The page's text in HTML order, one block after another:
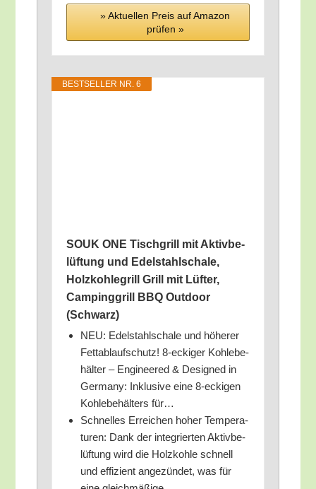
» Aktu­el­len Preis auf Ama­zon
prü­fen »
BEST­SEL­LER NR. 6
SOUK ONE Tisch­grill mit Aktiv­be­
lüf­tung und Edel­stahl­scha­le,
Holz­koh­le­grill Grill mit Lüf­ter,
Cam­ping­grill BBQ Out­door
(Schwarz)
NEU: Edel­stahl­scha­le und höhe­rer
Fett­ab­lauf­schutz! 8‑eckiger Koh­le­be­
häl­ter – Engi­nee­red & Desi­gned in
Ger­ma­ny: Inklu­si­ve eine 8‑eckigen
Koh­le­be­häl­ters für…
Schnel­les Errei­chen hoher Tem­pe­ra­
tu­ren: Dank der inte­grier­ten Aktiv­be­
lüf­tung wird die Holz­koh­le schnell
und effi­zi­ent ange­zün­det, was für